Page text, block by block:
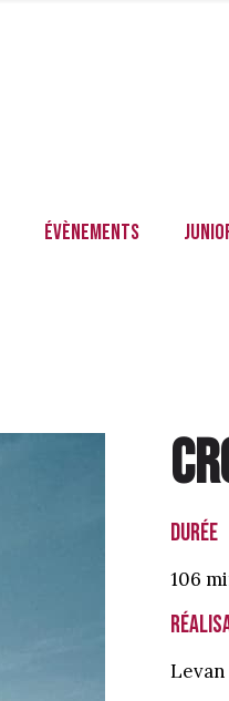
Évènements
Durée
106